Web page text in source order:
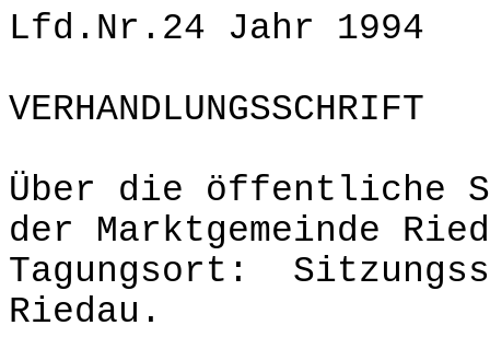
Lfd.Nr.24 Jahr 1994
VERHANDLUNGSSCHRIFT
Über die öffentliche
der Marktgemeinde
Tagungsort:
Riedau.